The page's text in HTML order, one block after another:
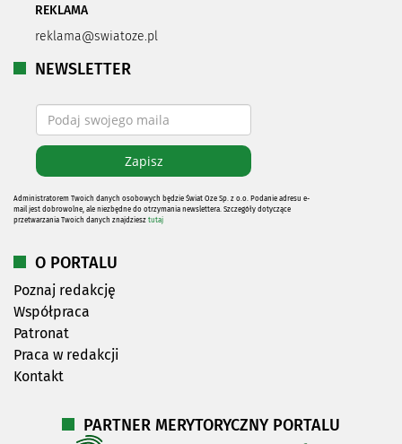
REKLAMA
reklama@swiatoze.pl
NEWSLETTER
Administratorem Twoich danych osobowych będzie Świat Oze Sp. z o.o. Podanie adresu e-
mail jest dobrowolne, ale niezbędne do otrzymania newslettera. Szczegóły dotyczące
przetwarzania Twoich danych znajdziesz tutaj
O PORTALU
Poznaj redakcję
Współpraca
Patronat
Praca w redakcji
Kontakt
PARTNER MERYTORYCZNY PORTALU